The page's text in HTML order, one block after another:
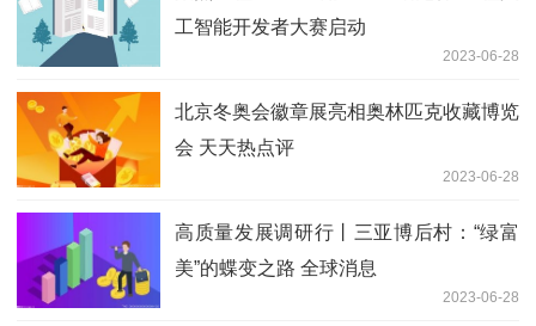
工智能开发者大赛启动
2023-06-28
北京冬奥会徽章展亮相奥林匹克收藏博览
会 天天热点评
2023-06-28
高质量发展调研行丨三亚博后村：“绿富
美”的蝶变之路 全球消息
2023-06-28